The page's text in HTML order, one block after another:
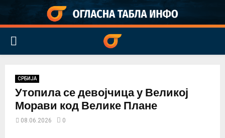
PRIMARY
СРБИЈА
Утопила се девојчица у Великој
Морави код Велике Плане
08.06.2026 0